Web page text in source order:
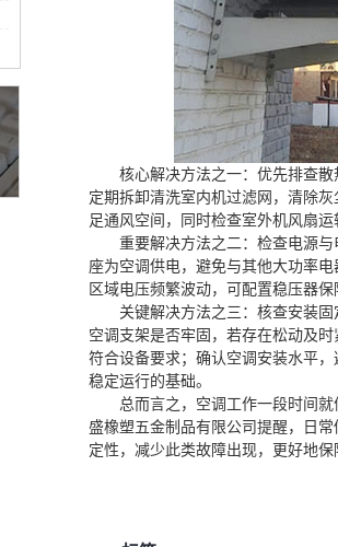
核心解决方法之一：优先排查
定期拆卸清洗室内机过滤网，清除
足通风空间，同时检查室外机风扇
重要解决方法之二：检查电源
座为空调供电，避免与其他大功率
区域电压频繁波动，可配置稳压器保
关键解决方法之三：核查安装
空调支架是否牢固，若存在松动及
符合设备要求；确认空调安装水平
稳定运行的基础。
总而言之，空调工作一段时间
盛橡塑五金制品有限公司提醒，日
定性，减少此类故障出现，更好地保